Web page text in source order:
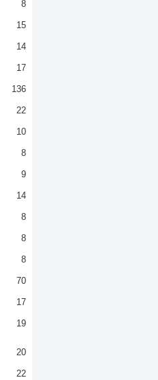
8
15
14
17
136
22
10
8
9
14
8
8
8
70
17
19
20
22